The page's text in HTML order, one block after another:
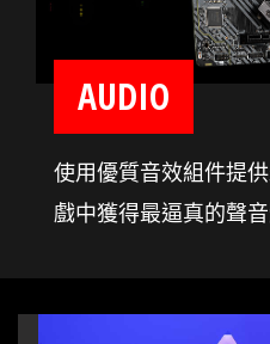
AUDIO
使用優質音效組件提
戲中獲得最逼真的聲音